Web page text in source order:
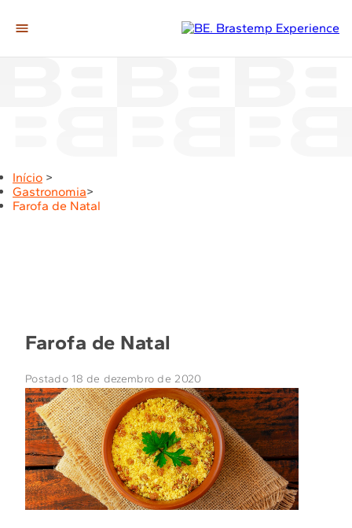
A Casa
Momentos
Início >
Gastronomia>
Farofa de Natal
Farofa de Natal
Postado 18 de dezembro de 2020